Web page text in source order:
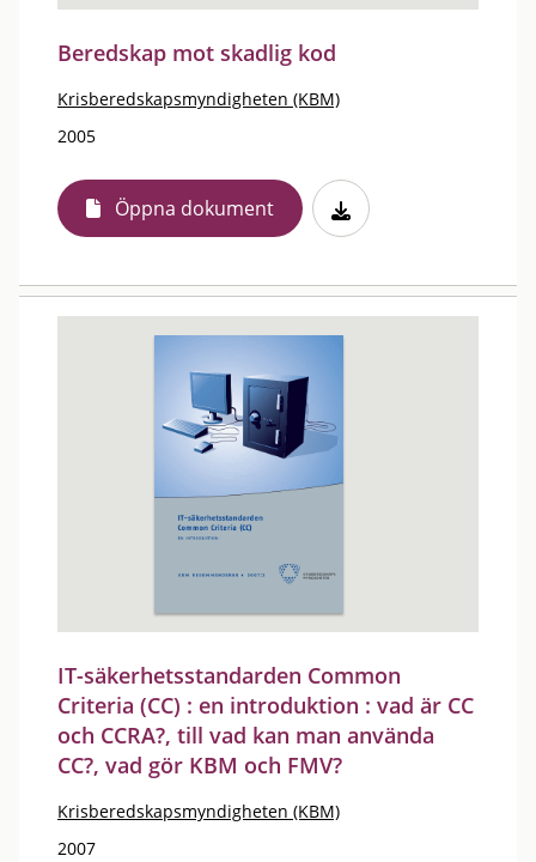
Beredskap mot skadlig kod
Krisberedskapsmyndigheten (KBM)
2005
Öppna dokument
IT-säkerhetsstandarden Common
Criteria (CC) : en introduktion : vad är CC
och CCRA?, till vad kan man använda
CC?, vad gör KBM och FMV?
Krisberedskapsmyndigheten (KBM)
2007